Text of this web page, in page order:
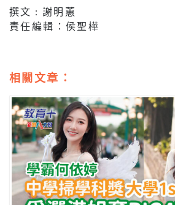
撰文 : 謝明蕙
責任編輯：侯聖樺
相關文章：